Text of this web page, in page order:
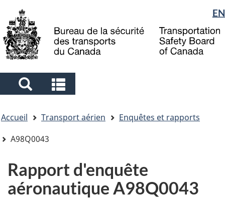
to
main
to
"About
government"
à
la
Sélection
de
la
langue
EN
Search
and
menus
and
menus
êtes
ici
Accueil Transport aérien
Enquêtes et rapports
A98Q0043
Rapport d'enquête
aéronautique A98Q0043